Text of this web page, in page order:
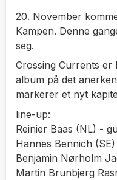
20. November
Kampen. Denne
seg.
Crossing Currents er
album på det
markerer et nyt
line-up:
Reinier Baas (NL) -
Hannes Bennich
Benjamin Nørholm
Martin Brunbjerg